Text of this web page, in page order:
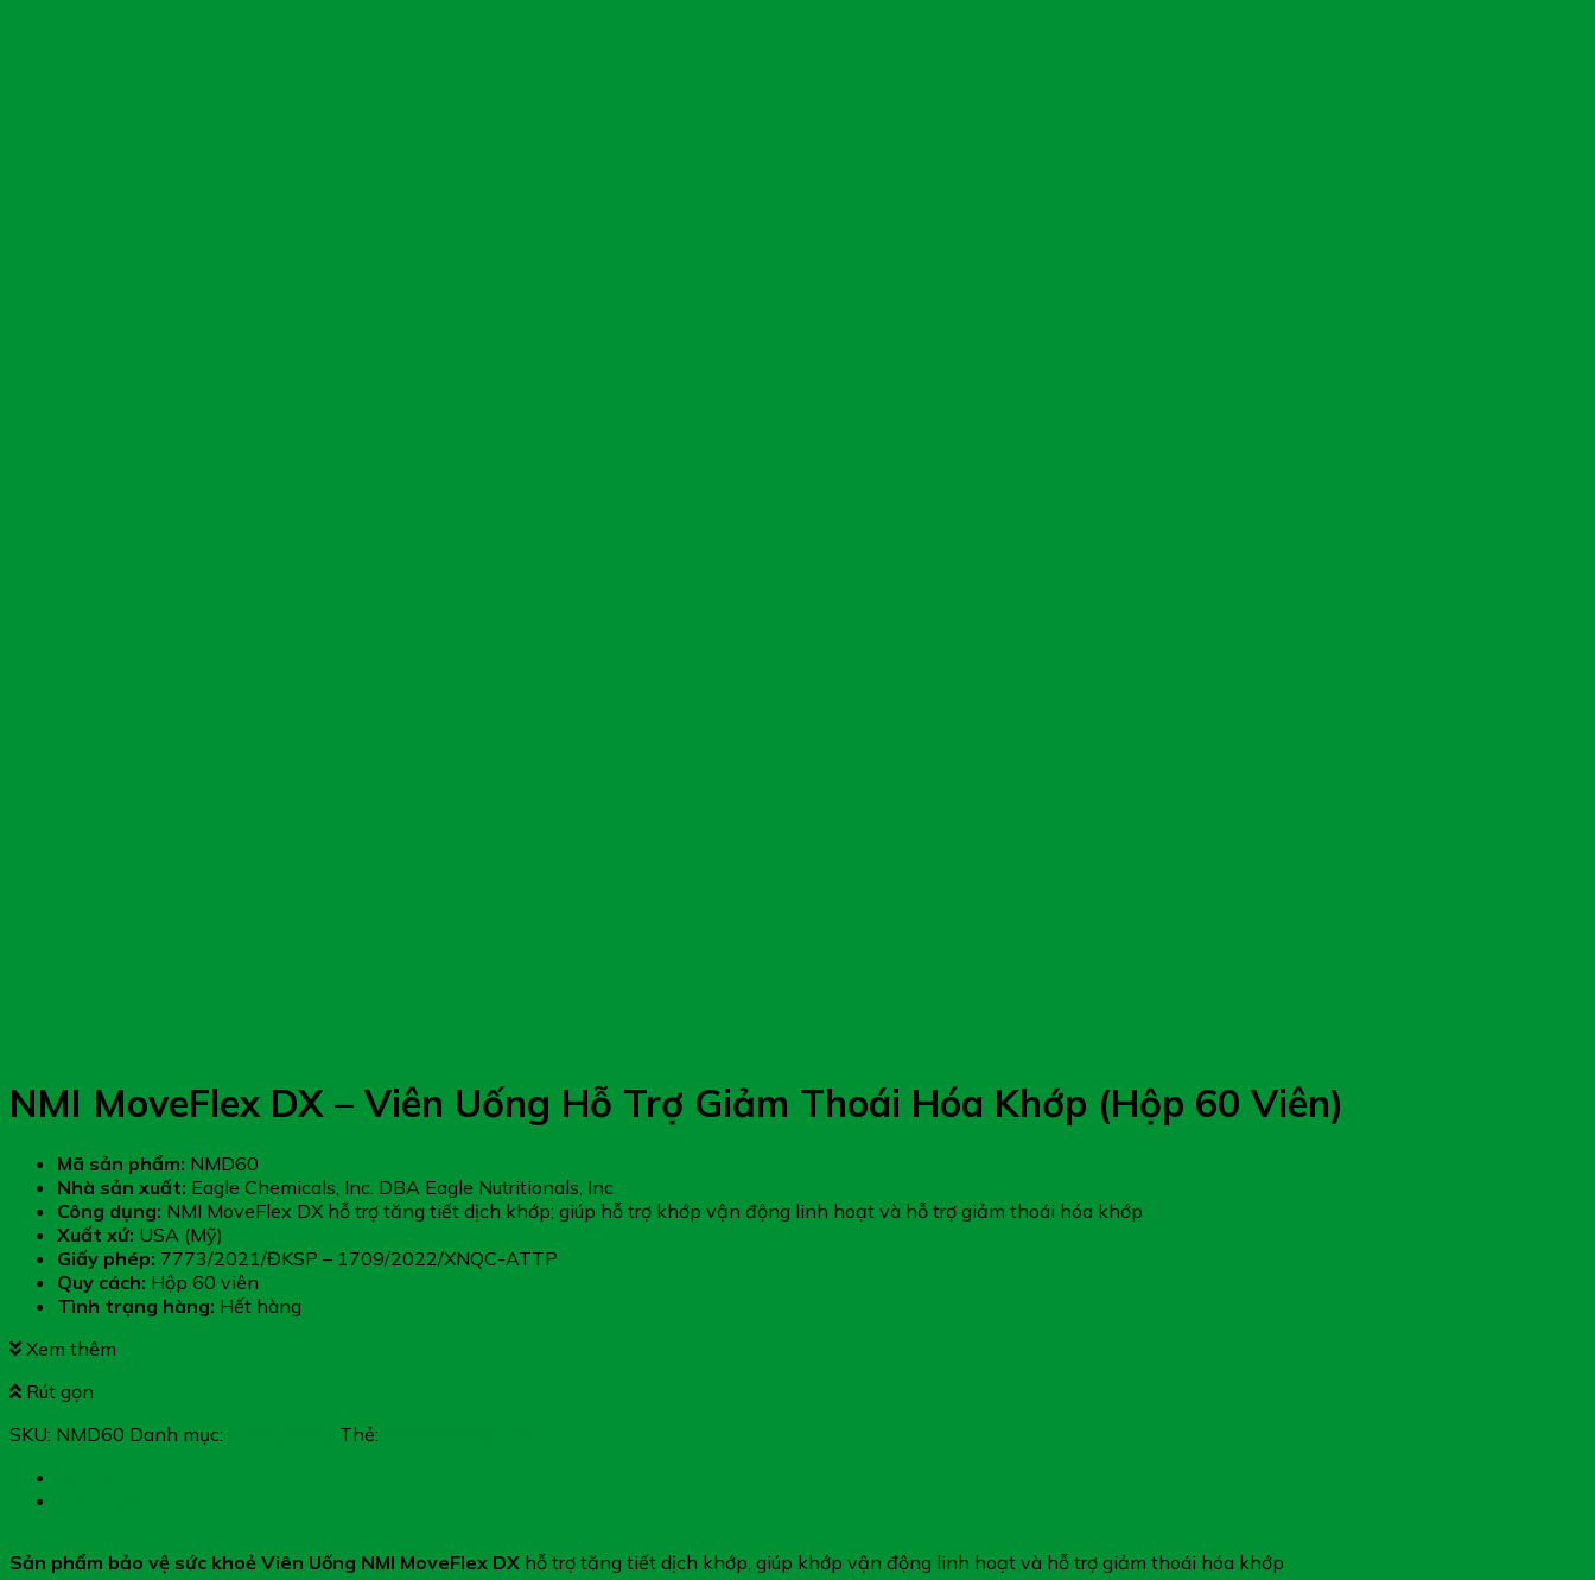
NMI MoveFlex DX – Viên Uống Hỗ Trợ Giảm Thoái Hóa Khớp (Hộp 60 Viên)
Mã sản phẩm: NMD60
Nhà sản xuất: Eagle Chemicals, Inc. DBA Eagle Nutritionals, Inc
Công dụng: NMI MoveFlex DX hỗ trợ tăng tiết dịch khớp; giúp hỗ trợ khớp vận động linh hoạt và hỗ trợ giảm thoái hóa khớp
Xuất xứ: USA (Mỹ)
Giấy phép: 7773/2021/ĐKSP – 1709/2022/XNQC-ATTP
Quy cách: Hộp 60 viên
Tình trạng hàng: Hết hàng
Xem thêm
Rút gọn
SKU: NMD60 Danh mục: Thẻ:
Sản phẩm bảo vệ sức khoẻ Viên Uống NMI MoveFlex DX hỗ trợ tăng tiết dịch khớp, giúp khớp vận động linh hoạt và hỗ trợ giảm thoái hóa khớp